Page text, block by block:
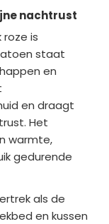
nachtrust
is
staat
en
en draagt
Het
warmte,
gedurende
als de
en kussen